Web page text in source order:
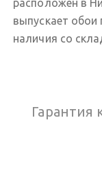
расположен в
выпускает
наличия со
Гарантия